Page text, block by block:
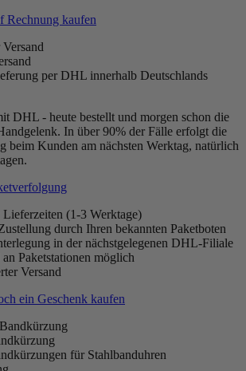
Rechnung kaufen
per DHL innerhalb Deutschlands
DHL - heute bestellt und morgen schon die
In über 90% der Fälle erfolgt die
beim Kunden am nächsten Werktag, natürlich
Lieferzeiten (1-3 Werktage)
durch Ihren bekannten Paketboten
in der nächstgelegenen DHL-Filiale
an Paketstationen möglich
Versand
ein Geschenk kaufen
für Stahlbanduhren